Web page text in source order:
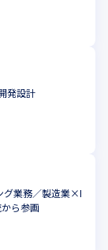
発設計
グ業務／製造業×I
ら参画